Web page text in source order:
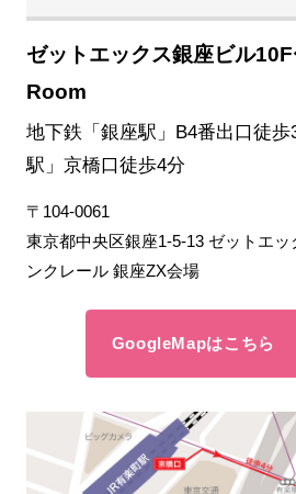
ゼットエックス銀座ビル
Room
地下鉄「銀座駅」B4番出口徒
駅」京橋口徒歩4分
〒104-0061
東京都中央区銀座1-5-13 ゼットエッ
ンクレール 銀座ZX会場
GoogleMapはこちら